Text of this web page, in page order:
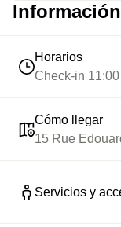
👯 Venir travailler
Horarios
Check-in
Cómo llegar
15 Rue
Servicios y